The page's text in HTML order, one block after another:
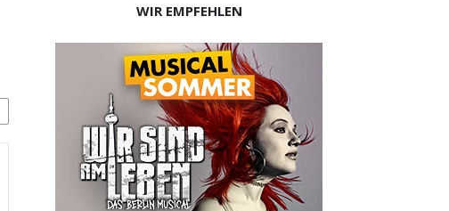
WIR EMPFEHLEN